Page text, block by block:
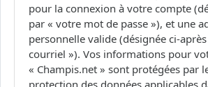
pour la connexion à votre compte
par « votre mot de passe »), et une
personnelle valide (désignée ci-
courriel »). Vos informations pour
« Champis.net » sont protégées par
protection des données applicables